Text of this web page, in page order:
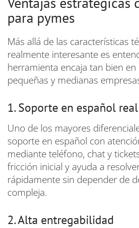
para pymes
Más allá de las características
realmente interesante es
herramienta encaja tan bien
pequeñas y medianas
1. Soporte en español real
Uno de los mayores
soporte en español con
mediante teléfono, chat y
fricción inicial y ayuda a
rápidamente sin depender de
compleja.
2. Alta entregabilidad